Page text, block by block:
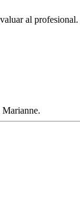
al profesional.